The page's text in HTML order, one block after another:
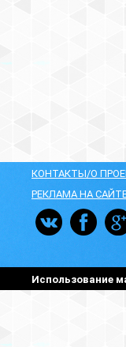
КОНТАКТЫ/О
РЕКЛАМА НА
Использование